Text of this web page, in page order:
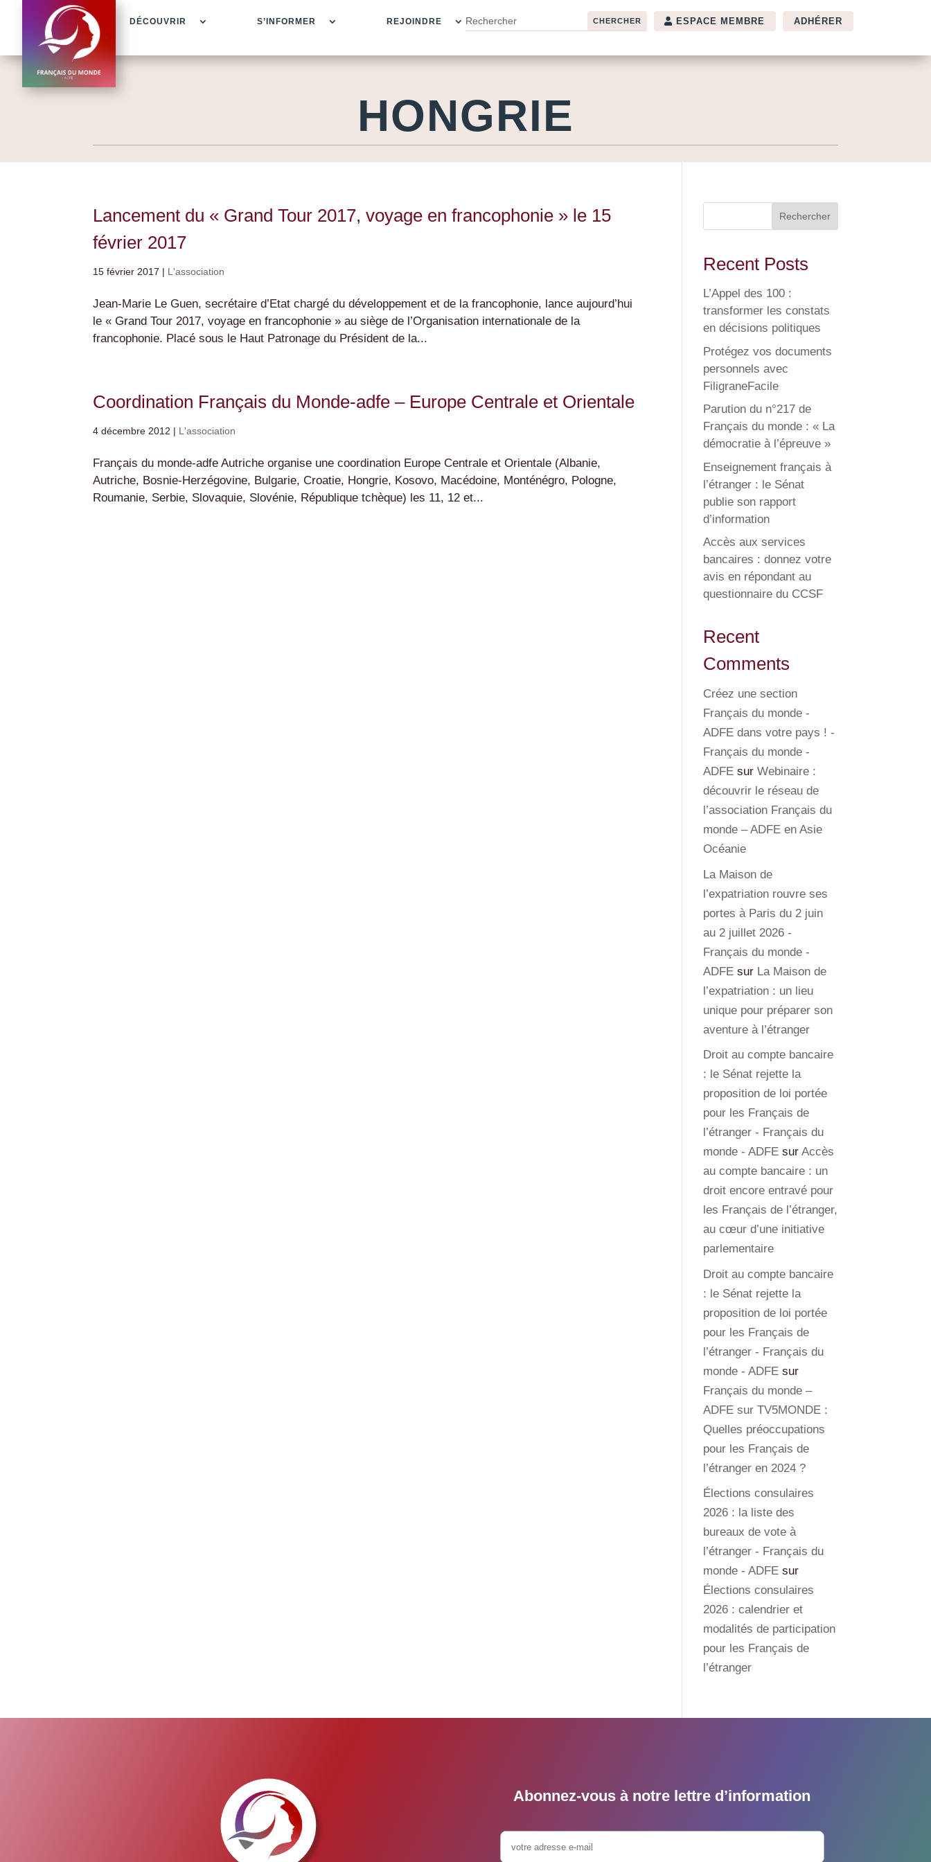
DÉCOUVRIR S’INFORMER REJOINDRE ESPACE MEMBRE ADHÉRER
HONGRIE
Lancement du « Grand Tour 2017, voyage en francophonie » le 15
février 2017
15 février 2017 | L'association
Jean-Marie Le Guen, secrétaire d’Etat chargé du développement et de la francophonie, lance aujourd’hui
le « Grand Tour 2017, voyage en francophonie » au siège de l’Organisation internationale de la
francophonie. Placé sous le Haut Patronage du Président de la...
Coordination Français du Monde-adfe – Europe Centrale et Orientale
4 décembre 2012 | L'association
Français du monde-adfe Autriche organise une coordination Europe Centrale et Orientale (Albanie,
Autriche, Bosnie-Herzégovine, Bulgarie, Croatie, Hongrie, Kosovo, Macédoine, Monténégro, Pologne,
Roumanie, Serbie, Slovaquie, Slovénie, République tchèque) les 11, 12 et...
Rechercher
Recent Posts
L’Appel des 100 :
transformer les constats
en décisions politiques
Protégez vos documents
personnels avec
FiligraneFacile
Parution du n°217 de
Français du monde : « La
démocratie à l’épreuve »
Enseignement français à
l’étranger : le Sénat
publie son rapport
d’information
Accès aux services
bancaires : donnez votre
avis en répondant au
questionnaire du CCSF
Recent
Comments
Créez une section
Français du monde -
ADFE dans votre pays ! -
Français du monde -
ADFE surWebinaire :
découvrir le réseau de
l’association Français du
monde – ADFE en Asie
Océanie
La Maison de
l’expatriation rouvre ses
portes à Paris du 2 juin
au 2 juillet 2026 -
Français du monde -
ADFE sur La Maison de
l’expatriation : un lieu
unique pour préparer son
aventure à l’étranger
Droit au compte bancaire
: le Sénat rejette la
proposition de loi portée
pour les Français de
l’étranger - Français du
monde - ADFE surAccès
au compte bancaire : un
droit encore entravé pour
les Français de l’étranger,
au cœur d’une initiative
parlementaire
Droit au compte bancaire
: le Sénat rejette la
proposition de loi portée
pour les Français de
l’étranger - Français du
monde - ADFE sur
Français du monde –
ADFE sur TV5MONDE :
Quelles préoccupations
pour les Français de
l’étranger en 2024 ?
Élections consulaires
2026 : la liste des
bureaux de vote à
l’étranger - Français du
monde - ADFE sur
Élections consulaires
2026 : calendrier et
modalités de participation
pour les Français de
l’étranger
Abonnez-vous à notre lettre d’information